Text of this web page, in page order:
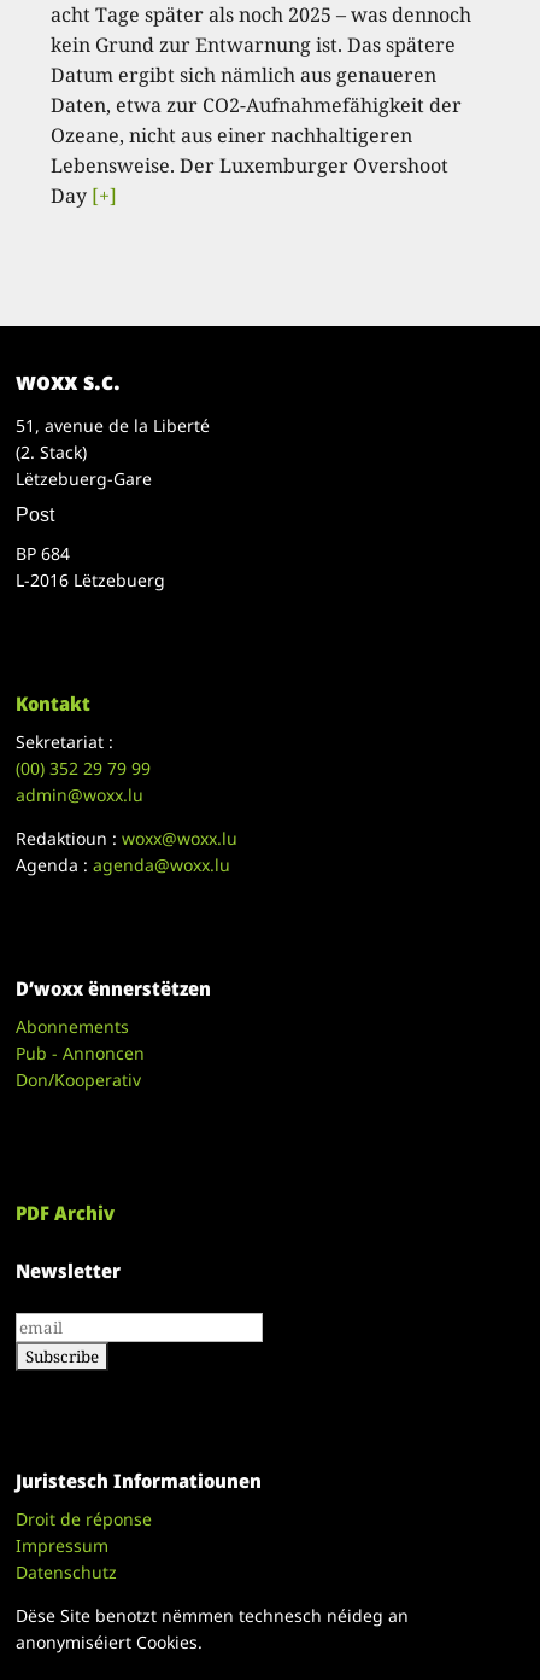
acht Tage später als noch 2025 – was dennoch
kein Grund zur Entwarnung ist. Das spätere
Datum ergibt sich nämlich aus genaueren
Daten, etwa zur CO2-Aufnahmefähigkeit der
Ozeane, nicht aus einer nachhaltigeren
Lebensweise. Der Luxemburger Overshoot
Day [+]
woxx s.c.
51, avenue de la Liberté
(2. Stack)
Lëtzebuerg-Gare
Post
BP 684
L-2016 Lëtzebuerg
Kontakt
Sekretariat :
(00)352 29 79 99
admin@woxx.lu
Redaktioun :woxx@woxx.lu
Agenda :agenda@woxx.lu
D’woxx ënnerstëtzen
Abonnements
Pub - Annoncen
Don/Kooperativ
PDF Archiv
Newsletter
Juristesch Informatiounen
Droit de réponse
Impressum
Datenschutz
Dëse Site benotzt nëmmen technesch néideg an
anonymiséiert Cookies.